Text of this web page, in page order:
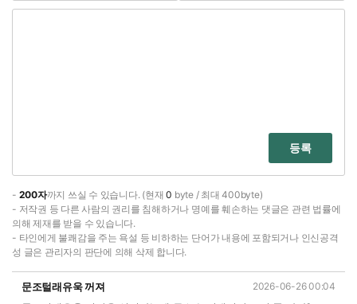
등록
- 200자까지 쓰실 수 있습니다. (현재0 byte / 최대 400byte)
- 저작권 등 다른 사람의 권리를 침해하거나 명예를 훼손하는 댓글은 관련 법률에
의해 제재를 받을 수 있습니다.
- 타인에게 불쾌감을 주는 욕설 등 비하하는 단어가 내용에 포함되거나 인신공격
성 글은 관리자의 판단에 의해 삭제 합니다.
문조털래유욱 꺼져 2026-06-26 00:04